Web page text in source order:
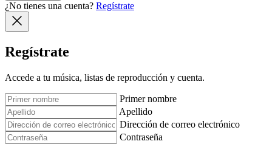
¿No tienes una cuenta? Regístrate
Regístrate
Accede a tu música, listas de reproducción y cuenta.
Primer nombre
Apellido
Dirección de correo electrónico
Contraseña